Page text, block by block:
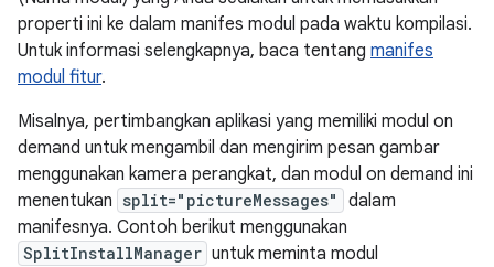
properti ini ke dalam manifes modul pada waktu kompilasi.
Untuk informasi selengkapnya, baca tentang manifes
modul fitur.
Misalnya, pertimbangkan aplikasi yang memiliki modul on
demand untuk mengambil dan mengirim pesan gambar
menggunakan kamera perangkat, dan modul on demand ini
menentukan split="pictureMessages"
dalam
manifesnya. Contoh berikut menggunakan
SplitInstallManager untuk meminta modul